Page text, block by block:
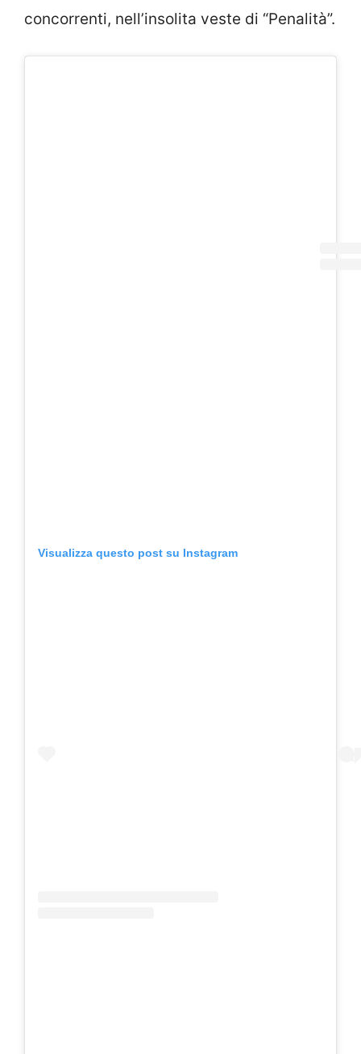
concorrenti, nell’insolita veste di “Penalità”.
Visualizza questo post su Instagram